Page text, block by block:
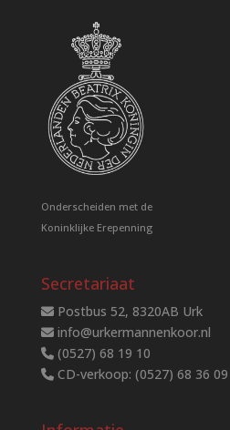
Onderscheiden met de
Koninklijke Erepenning
Secretariaat
Postbus 52, 8320AB Urk
info@urkermannenkoor.nl
(0527) 68 19 10
CD-verkoop: (0527) 68 36 09